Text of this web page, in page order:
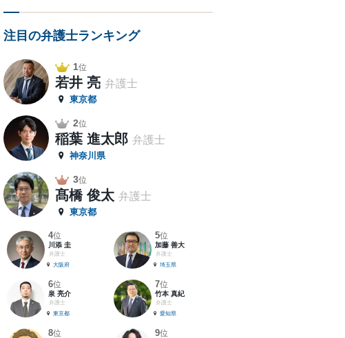
注目の弁護士ランキング
1位
若井 亮 弁護士
東京都
2位
稲葉 進太郎 弁護士
神奈川県
3位
髙橋 俊太 弁護士
東京都
4位
川添 圭
弁護士
大阪府
5位
加藤 善大
弁護士
埼玉県
6位
泉 亮介
弁護士
東京都
7位
竹本 真紀
弁護士
愛知県
8位 9位